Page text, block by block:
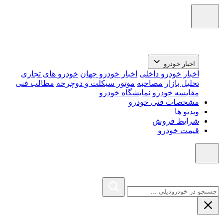
اخبار خودرو
اخبار خودرو داخلی اخبار خودرو جهان خودرو های تجاری
تحلیل بازار مصاحبه موتور سیکلت و دوچرخه مطالب فنی
مقایسه خودرو نمایشگاه خودرو
مشخصات فنی خودرو
ویدیو ها
شرایط فروش
قیمت خودرو